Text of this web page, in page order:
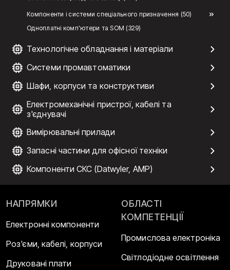
Компоненти і системи спеціального призначення (50)
Одноплатні комп'ютери та SOM (329)
Технологічне обладнання і матеріали
Системи промавтоматики
Шафи, корпуси та конструктиви
Електромеханічні пристрої, кабелі та
з'єднувачі
Вимірювальні прилади
Запасні частини для офісної техніки
Компоненти СКС (Datwyler, AMP)
НАПРЯМКИ
Електронні компоненти
Роз'єми, кабелі, корпуси
Друковані плати
ОБЛАСТІ
КОМПЕТЕНЦІЇ
Промислова електроніка
Світлодіодне освітлення